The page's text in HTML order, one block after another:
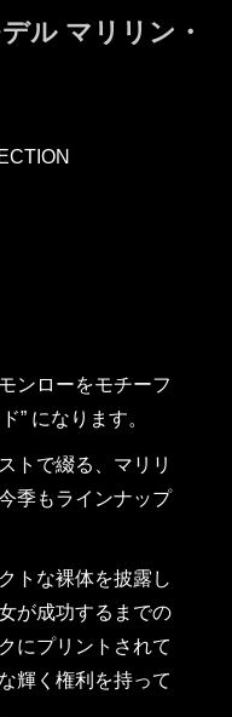
ル マリリン・
ンローをモチーフ
” になります。
トで綴る、マリリ
季もラインナップ
トな裸体を披露し
が成功するまでの
にプリントされて
輝く権利を持って